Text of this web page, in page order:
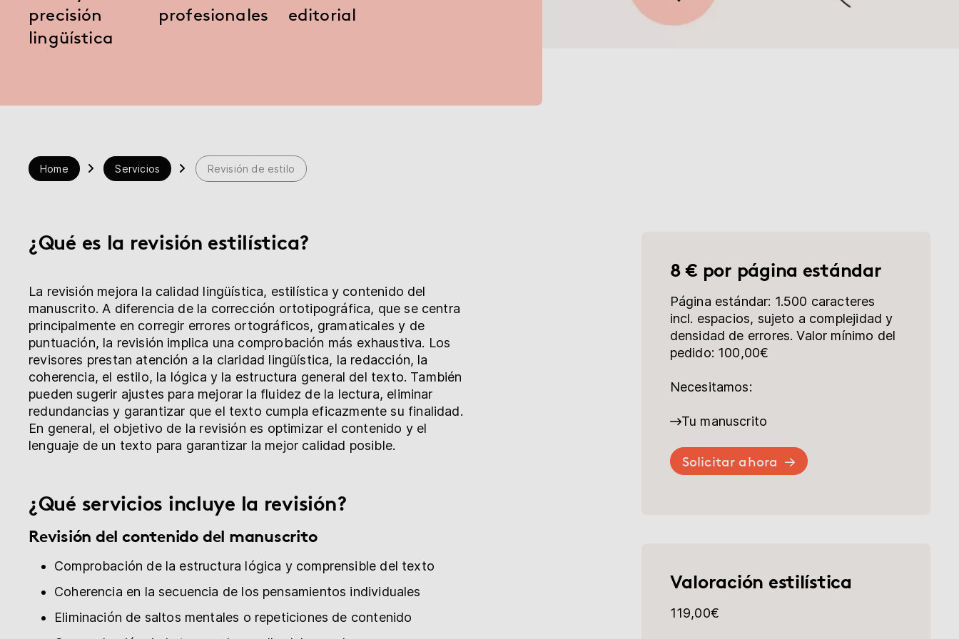
Librería
Ayuda
precisión
lingüística
profesionales
editorial
Home Servicios Revisión de estilo
¿Qué es la revisión estilística?
La revisión mejora la calidad lingüística, estilística y contenido del
manuscrito. A diferencia de la corrección ortotipográfica, que se centra
principalmente en corregir errores ortográficos, gramaticales y de
puntuación, la revisión implica una comprobación más exhaustiva. Los
revisores prestan atención a la claridad lingüística, la redacción, la
coherencia, el estilo, la lógica y la estructura general del texto. También
pueden sugerir ajustes para mejorar la fluidez de la lectura, eliminar
redundancias y garantizar que el texto cumpla eficazmente su finalidad.
En general, el objetivo de la revisión es optimizar el contenido y el
lenguaje de un texto para garantizar la mejor calidad posible.
¿Qué servicios incluye la revisión?
Revisión del contenido del manuscrito
Comprobación de la estructura lógica y comprensible del texto
Coherencia en la secuencia de los pensamientos individuales
Eliminación de saltos mentales o repeticiones de contenido
8 € por página estándar
Página estándar: 1.500 caracteres
incl. espacios, sujeto a complejidad y
densidad de errores. Valor mínimo del
pedido: 100,00€
Necesitamos:
Tu manuscrito
Solicitar ahora
Valoración estilística
119,00€